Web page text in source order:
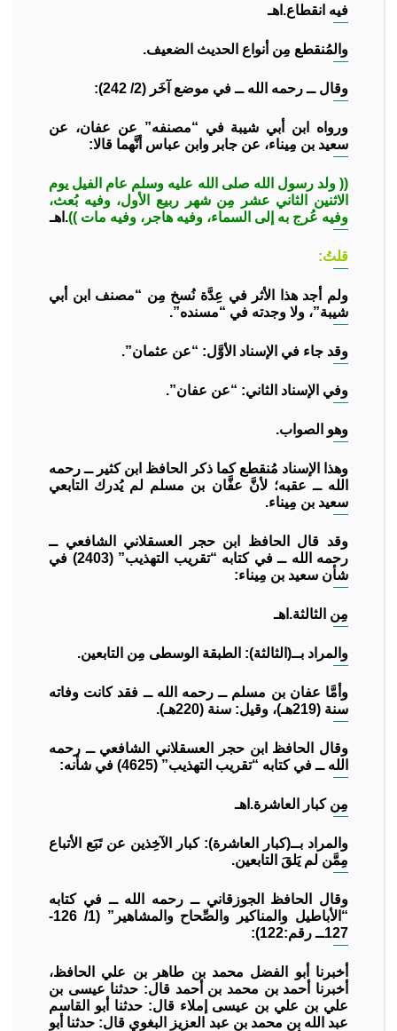
فيه انقطاع.اهـ
والمُنقطع مِن أنواع الحديث الضعيف.
وقال ــ رحمه الله ــ في موضع آخَر (2/ 242):
ورواه ابن أبي شيبة في “مصنفه” عن عفان، عن
سعيد بن مِيناء، عن جابر وابن عباس أنَّهما قالا:
(( ولد رسول الله صلى الله عليه وسلم عام الفيل يوم
الاثنين الثاني عشر مِن شهر ربيع الأول، وفيه بُعث،
وفيه عُرج به إلى السماء، وفيه هاجر، وفيه مات )).اهـ
قلتُ:
ولم أجد هذا الأثر في عِدَّة نُسخ مِن “مصنف ابن أبي
شيبة”، ولا وجدته في “مسنده”.
وقد جاء في الإسناد الأوَّل: “عن عثمان”.
وفي الإسناد الثاني: “عن عفان”.
وهو الصواب.
وهذا الإسناد مُنقطع كما ذكر الحافظ ابن كثير ــ رحمه
الله ــ عقبه؛ لأنَّ عفَّان بن مسلم لم يُدرك التابعي
سعيد بن مِيناء.
وقد قال الحافظ ابن حجر العسقلاني الشافعي ــ
رحمه الله ــ في كتابه “تقريب التهذيب” (2403) في
شأن سعيد بن مِيناء:
مِن الثالثة.اهـ
والمراد بــ(الثالثة): الطبقة الوسطى مِن التابعين.
وأمَّا عفان بن مسلم ــ رحمه الله ــ فقد كانت وفاته
سنة (219هـ)، وقيل: سنة (220هـ).
وقال الحافظ ابن حجر العسقلاني الشافعي ــ رحمه
الله ــ في كتابه “تقريب التهذيب” (4625) في شأنه:
مِن كبار العاشرة.اهـ
والمراد بــ(كبار العاشرة): كبار الآخِذين عن تَبَع الأتباع
مِمَّن لم يَلقَ التابعين.
وقال الحافظ الجوزقاني ــ رحمه الله ــ في كتابه
“الأباطيل والمناكير والصِّحاح والمشاهير” (1/ 126-
127ــ رقم:122):
أخبرنا أبو الفضل محمد بن طاهر بن علي الحافظ،
أخبرنا أحمد بن محمد بن أحمد قال: حدثنا عيسى بن
علي بن علي بن عيسى إملاء قال: حدثنا أبو القاسم
عبد الله بن محمد بن عبد العزيز البغوي قال: حدثنا أبو